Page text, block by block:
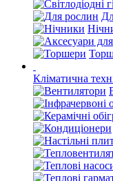
Кліматична